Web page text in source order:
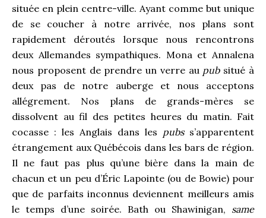
située en plein centre-ville. Ayant comme but unique
de se coucher à notre arrivée, nos plans sont
rapidement déroutés lorsque nous rencontrons
deux Allemandes sympathiques. Mona et Annalena
nous proposent de prendre un verre au pubsitué à
deux pas de notre auberge et nous acceptons
allégrement. Nos plans de grands-mères se
dissolvent au fil des petites heures du matin. Fait
cocasse : les Anglais dans les pubss’apparentent
étrangement aux Québécois dans les bars de région.
Il ne faut pas plus qu’une bière dans la main de
chacun et un peu d’Éric Lapointe (ou de Bowie) pour
que de parfaits inconnus deviennent meilleurs amis
le temps d’une soirée. Bath ou Shawinigan, same